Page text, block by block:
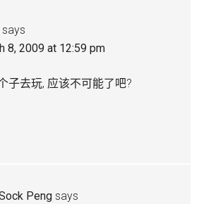
says
8, 2009 at 12:59 pm
子去玩, 应该不可能了吧?
Peng says